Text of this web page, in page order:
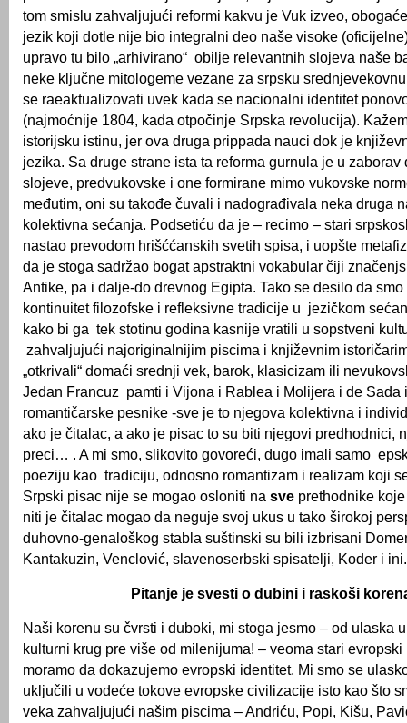
tom smislu zahvaljujući reformi kakvu je Vuk izveo,
jezik koji dotle nije bio integralni deo naše visoke
upravo tu bilo „arhivirano“ obilje relevantnih slojeva naše
neke ključne mitologeme vezane za srpsku
se raeaktualizovati uvek kada se nacionalni identitet
(najmoćnije 1804, kada otpočinje Srpska revolucija).
istorijsku istinu, jer ova druga prippada nauci dok je
jezika. Sa druge strane ista ta reforma gurnula je u zaborav
slojeve, predvukovske i one formirane mimo vukovske
međutim, oni su takođe čuvali i nadograđivala neka druga
kolektivna sećanja. Podsetiću da je – recimo – stari
nastao prevodom hrišććanskih svetih spisa, i uopšte
da je stoga sadržao bogat apstraktni vokabular čiji
Antike, pa i dalje-do drevnog Egipta. Tako se desilo da
kontinuitet filozofske i refleksivne tradicije u jezičkom
kako bi ga tek stotinu godina kasnije vratili u sopstveni
zahvaljujući najoriginalnijim piscima i književnim
„otkrivali“ domaći srednji vek, barok, klasicizam ili
Jedan Francuz pamti i Vijona i Rablea i Molijera i de Sada
romantičarske pesnike -sve je to njegova kolektivna i
ako je čitalac, a ako je pisac to su biti njegovi predhodnici,
preci… . A mi smo, slikovito govoreći, dugo imali samo
poeziju kao tradiciju, odnosno romantizam i realizam koji
Srpski pisac nije se mogao osloniti na sve prethodnike
niti je čitalac mogao da neguje svoj ukus u tako širokoj
duhovno-genaloškog stabla suštinski su bili izbrisani
Kantakuzin, Venclović, slavenoserbski spisatelji, Koder i
Pitanje je svesti o dubini i raskoši
Naši korenu su čvrsti i duboki, mi stoga jesmo – od ulaska
kulturni krug pre više od milenijuma! – veoma stari evropski
moramo da dokazujemo evropski identitet. Mi smo se
uključili u vodeće tokove evropske civilizacije isto kao što
veka zahvaljujući našim piscima – Andriću, Popi, Kišu,